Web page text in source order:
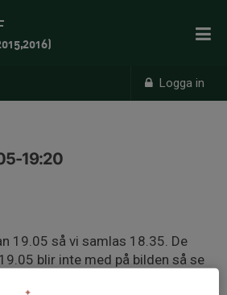
Logga in
19:20
19.05 så vi samlas 18.35. De
blir inte med på bilden så se